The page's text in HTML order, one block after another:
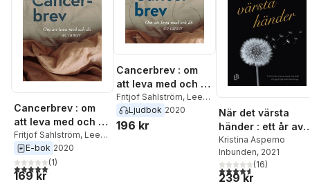
Cancerbrev : om
att leva med och dö
av cancer
Fritjof Sahlström, Leena
Sahlström
E-bok 2020
5,0utav 5 stjärnor. Totalt antal röster:
(1)
169 kr
Cancerbrev : om
att leva med och dö
av cancer
Fritjof Sahlström, Leena
Sahlström
Ljudbok 2020
196 kr
När det värsta
händer : ett år av
djupaste sorg,
kärlek och
förundran
Kristina Aspemo
Inbunden, 2021
4,6utav 5 stjärnor.
(16)
239 kr